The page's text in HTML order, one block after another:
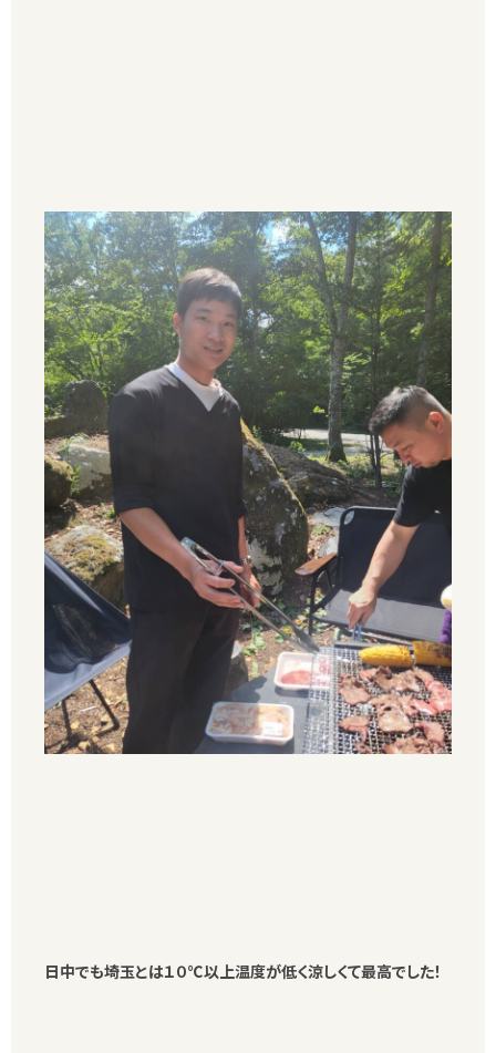
日中でも埼玉とは１０℃以上温度が低く涼しくて最高でした！